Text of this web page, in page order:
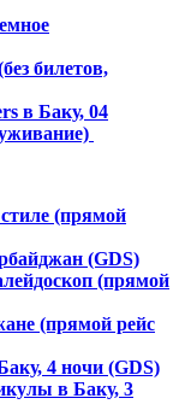
билетов,
в Баку, 04
(прямой
(GDS)
(прямой
(прямой рейс
4 ночи (GDS)
в Баку, 3